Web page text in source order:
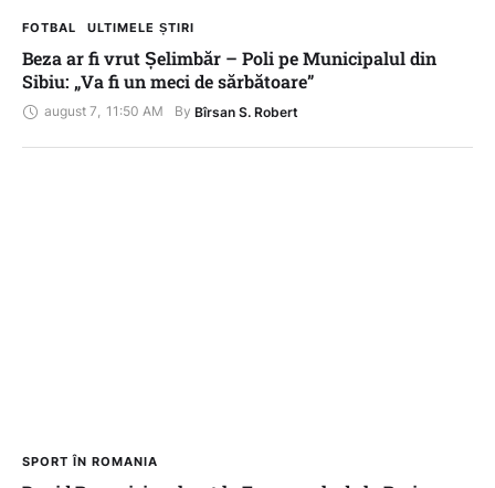
FOTBAL ULTIMELE ȘTIRI
Beza ar fi vrut Șelimbăr – Poli pe Municipalul din
Sibiu: „Va fi un meci de sărbătoare”
august 7, 11:50 AM By Bîrsan S. Robert
SPORT ÎN ROMANIA